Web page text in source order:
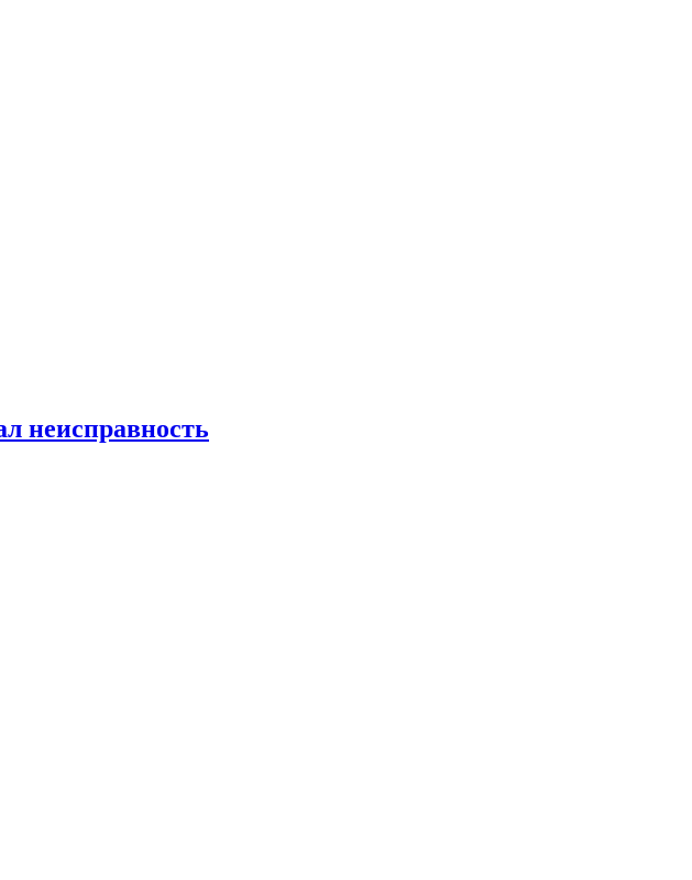
неисправность